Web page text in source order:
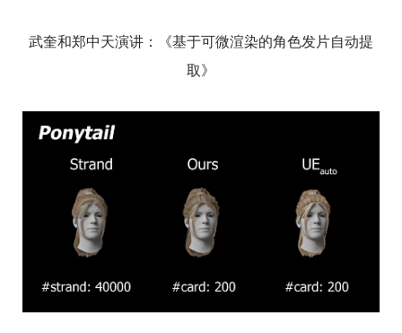
武奎和郑中天演讲：《基于可微渲染的角色发片自动提
取》